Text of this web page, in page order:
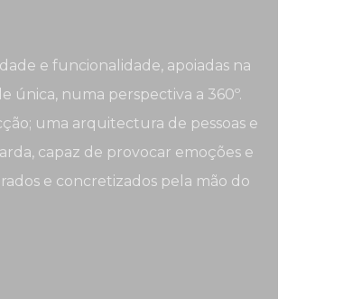
e funcionalidade, apoiadas na
única, numa perspectiva a 360º.
uma arquitectura de pessoas e
capaz de provocar emoções e
e concretizados pela mão do